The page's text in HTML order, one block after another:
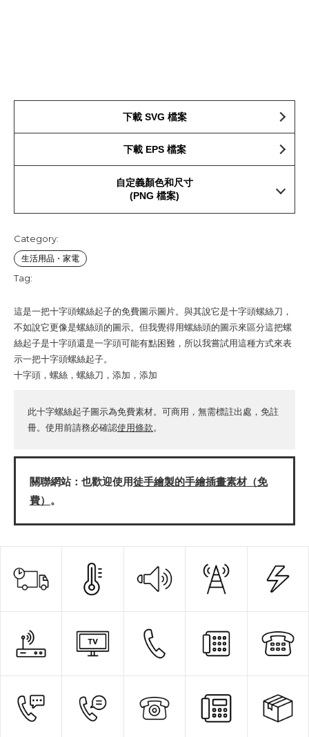
下載 SVG 檔案
下載 EPS 檔案
自定義顏色和尺寸
(PNG 檔案)
Category:
生活用品・家電
Tag:
這是一把十字頭螺絲起子的免費圖示圖片。與其說它是十字頭螺絲刀，
不如說它更像是螺絲頭的圖示。但我覺得用螺絲頭的圖示來區分這把螺
絲起子是十字頭還是一字頭可能有點困難，所以我嘗試用這種方式來表
示一把十字頭螺絲起子。
十字頭，螺絲，螺絲刀，添加，添加
此十字螺絲起子圖示為免費素材。可商用，無需標註出處，免註
冊。使用前請務必確認使用條款。
關聯網站：也歡迎使用徒手繪製的手繪插畫素材（免
費） 。